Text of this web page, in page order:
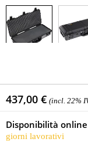
437,00 € (incl. 22%
Disponibilità online
giorni lavorativi